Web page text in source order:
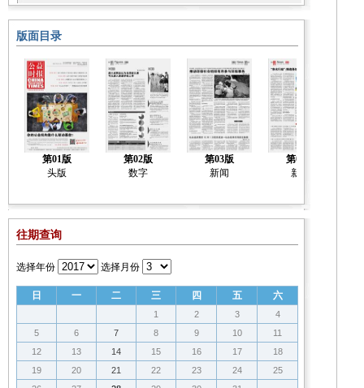
版面目录
第01版
头版
第02版
数字
第03版
新闻
第04版
新闻
往期查询
选择年份 选择月份
日 一 二 三 四 五 六
1 2 3
4
5
6 7 8 9 10
11
12
13 14 15 16 17
18
19
20 21 22 23 24
25